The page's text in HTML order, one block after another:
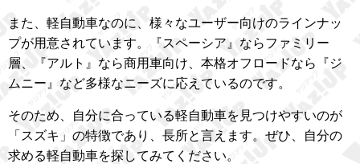
また、軽自動車なのに、様々なユーザー向けのラインナッ
プが用意されています。『スペーシア』ならファミリー
層、『アルト』なら商用車向け、本格オフロードなら『ジ
ムニー』など多様なニーズに応えているのです。
そのため、自分に合っている軽自動車を見つけやすいのが
「スズキ」の特徴であり、長所と言えます。ぜひ、自分の
求める軽自動車を探してみてください。